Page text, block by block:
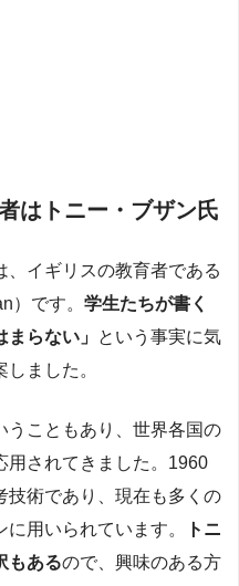
はトニー・ブザン氏
、イギリスの教育者である
）です。 学生たちが書く
らない」 という事実に気
ました。
うこともあり、世界各国の
用されてきました。1960
技術であり、現在も多くの
用いられています。
トニ
もあるので、興味のある方